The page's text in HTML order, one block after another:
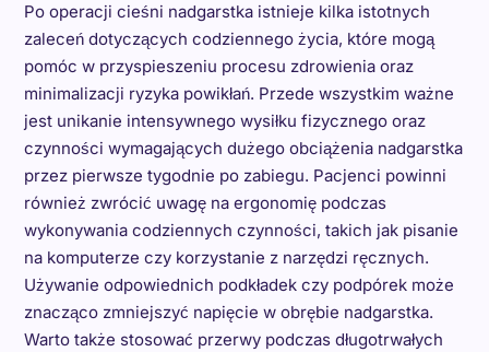
Po operacji cieśni nadgarstka istnieje kilka istotnych
zaleceń dotyczących codziennego życia, które mogą
pomóc w przyspieszeniu procesu zdrowienia oraz
minimalizacji ryzyka powikłań. Przede wszystkim ważne
jest unikanie intensywnego wysiłku fizycznego oraz
czynności wymagających dużego obciążenia nadgarstka
przez pierwsze tygodnie po zabiegu. Pacjenci powinni
również zwrócić uwagę na ergonomię podczas
wykonywania codziennych czynności, takich jak pisanie
na komputerze czy korzystanie z narzędzi ręcznych.
Używanie odpowiednich podkładek czy podpórek może
znacząco zmniejszyć napięcie w obrębie nadgarstka.
Warto także stosować przerwy podczas długotrwałych